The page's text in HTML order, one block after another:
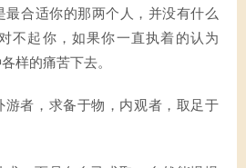
最合适你的那两个人，并没有什么
不起你，如果你一直执着的认为
样的痛苦下去。
游者，求备于物，内观者，取足于